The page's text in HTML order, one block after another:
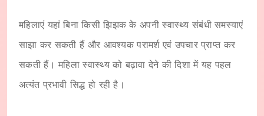
महिलाएं यहां बिना किसी झिझक के अपनी स्वास्थ्य संबंधी समस्याएं
साझा कर सकती हैं और आवश्यक परामर्श एवं उपचार प्राप्त कर
सकती हैं। महिला स्वास्थ्य को बढ़ावा देने की दिशा में यह पहल
अत्यंत प्रभावी सिद्ध हो रही है।